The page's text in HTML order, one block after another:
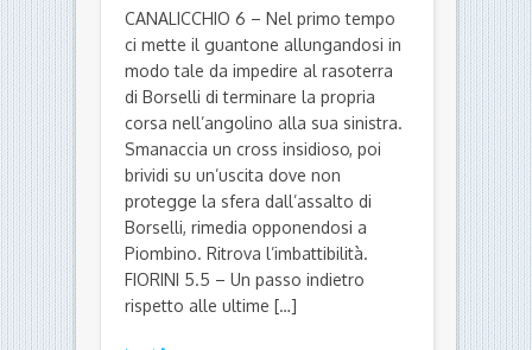
CANALICCHIO 6 – Nel primo tempo
ci mette il guantone allungandosi in
modo tale da impedire al rasoterra
di Borselli di terminare la propria
corsa nell’angolino alla sua sinistra.
Smanaccia un cross insidioso, poi
brividi su un’uscita dove non
protegge la sfera dall’assalto di
Borselli, rimedia opponendosi a
Piombino. Ritrova l’imbattibilità.
FIORINI 5.5 – Un passo indietro
rispetto alle ultime […]